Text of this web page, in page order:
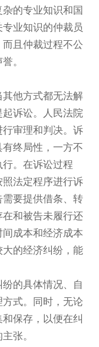
的专业知识和国
业知识的仲裁员
且仲裁过程不公
。
他方式都无法解
诉讼。人民法院
审理和判决。诉
终局性，一方不
。在诉讼过程
法定程序进行诉
要提供借条、转
和被告未履行还
成本和经济成本
的经济纠纷，能
的具体情况、自
式。同时，无论
保存，以便在纠
张。